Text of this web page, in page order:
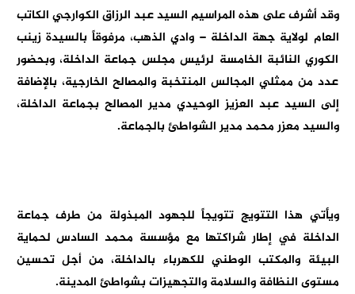
وقد أشرف على هذه المراسيم السيد عبد الرزاق الكوارجي الكاتب
العام لولاية جهة الداخلة – وادي الذهب، مرفوقاً بالسيدة زينب
الكوري النائبة الخامسة لرئيس مجلس جماعة الداخلة، وبحضور
عدد من ممثلي المجالس المنتخبة والمصالح الخارجية، بالإضافة
إلى السيد عبد العزيز الوحيدي مدير المصالح بجماعة الداخلة،
والسيد معزر محمد مدير الشواطئ بالجماعة.
ويأتي هذا التتويج تتويجاً للجهود المبذولة من طرف جماعة
الداخلة في إطار شراكتها مع مؤسسة محمد السادس لحماية
البيئة والمكتب الوطني للكهرباء بالداخلة، من أجل تحسين
مستوى النظافة والسلامة والتجهيزات بشواطئ المدينة.